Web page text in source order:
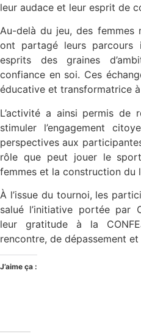
leur audace et leur esprit de
Au-delà du jeu, des femmes
ont partagé leurs parcours
esprits des graines
confiance en soi. Ces
éducative et transformatrice à
L’activité a ainsi permis de
stimuler l’engagement
perspectives aux
rôle que peut jouer le sport
femmes et la construction du
À l’issue du tournoi, les
salué l’initiative portée par
leur gratitude à la
rencontre, de dépassement et
J’aime ça :